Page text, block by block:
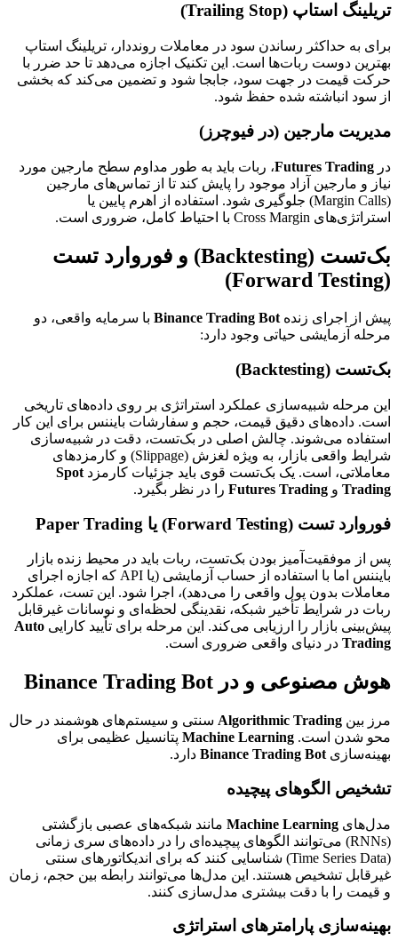
تریلینگ استاپ (Trailing Stop)
برای به حداکثر رساندن سود در معاملات روند‌دار، تریلینگ استاپ
بهترین دوست ربات‌ها است. این تکنیک اجازه می‌دهد تا حد ضرر با
حرکت قیمت در جهت سود، جابجا شود و تضمین می‌کند که بخشی
از سود انباشته شده حفظ شود.
مدیریت مارجین (در فیوچرز)
در Futures Trading، ربات باید به طور مداوم سطح مارجین مورد
نیاز و مارجین آزاد موجود را پایش کند تا از تماس‌های مارجین
(Margin Calls) جلوگیری شود. استفاده از اهرم پایین یا
استراتژی‌های Cross Margin با احتیاط کامل، ضروری است.
بک‌تست (Backtesting) و فوروارد تست
(Forward Testing)
پیش از اجرای زندهBinance Trading Bot با سرمایه واقعی، دو
مرحله آزمایشی حیاتی وجود دارد:
بک‌تست (Backtesting)
این مرحله شبیه‌سازی عملکرد استراتژی بر روی داده‌های تاریخی
است. داده‌های دقیق قیمت، حجم و سفارشات بایننس برای این کار
استفاده می‌شوند. چالش اصلی در بک‌تست، دقت در شبیه‌سازی
شرایط واقعی بازار، به ویژه لغزش (Slippage) و کارمزدهای
معاملاتی، است. یک بک‌تست قوی باید جزئیات کارمزد Spot
Trading و Futures Trading را در نظر بگیرد.
فوروارد تست (Forward Testing) یا Paper Trading
پس از موفقیت‌آمیز بودن بک‌تست، ربات باید در محیط زنده بازار
بایننس اما با استفاده از حساب آزمایشی (یا API که اجازه اجرای
معاملات بدون پول واقعی را می‌دهد)، اجرا شود. این تست، عملکرد
ربات در شرایط تأخیر شبکه، نقدینگی لحظه‌ای و نوسانات غیرقابل
پیش‌بینی بازار را ارزیابی می‌کند. این مرحله برای تأیید کارایی Auto
Trading در دنیای واقعی ضروری است.
هوش مصنوعی و در Binance Trading Bot
مرز بین Algorithmic Trading سنتی و سیستم‌های هوشمند در حال
محو شدن است. Machine Learning پتانسیل عظیمی برای
بهینه‌سازی Binance Trading Bot دارد.
تشخیص الگوهای پیچیده
مدل‌های Machine Learning مانند شبکه‌های عصبی بازگشتی
(RNNs) می‌توانند الگوهای پیچیده‌ای را در داده‌های سری زمانی
(Time Series Data) شناسایی کنند که برای اندیکاتورهای سنتی
غیرقابل تشخیص هستند. این مدل‌ها می‌توانند رابطه بین حجم، زمان
و قیمت را با دقت بیشتری مدل‌سازی کنند.
بهینه‌سازی پارامترهای استراتژی